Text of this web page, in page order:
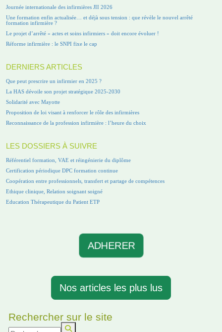
Journée internationale des infirmières JII 2026
Une formation enfin actualisée… et déjà sous tension : que révèle le nouvel arrêté
formation infirmière ?
Le projet d’arrêté « actes et soins infirmiers » doit encore évoluer !
Réforme infirmière : le SNPI fixe le cap
DERNIERS ARTICLES
Que peut prescrire un infirmier en 2025 ?
La HAS dévoile son projet stratégique 2025-2030
Solidarité avec Mayotte
Proposition de loi visant à renforcer le rôle des infirmières
Reconnaissance de la profession infirmière : l’heure du choix
LES DOSSIERS À SUIVRE
Référentiel formation, VAE et réingénierie du diplôme
Certification périodique DPC formation continue
Coopération entre professionnels, transfert et partage de compétences
Ethique clinique, Relation soignant soigné
Education Thérapeutique du Patient ETP
ADHERER
Nos articles les plus lus
Rechercher sur le site